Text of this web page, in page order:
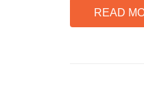
READ